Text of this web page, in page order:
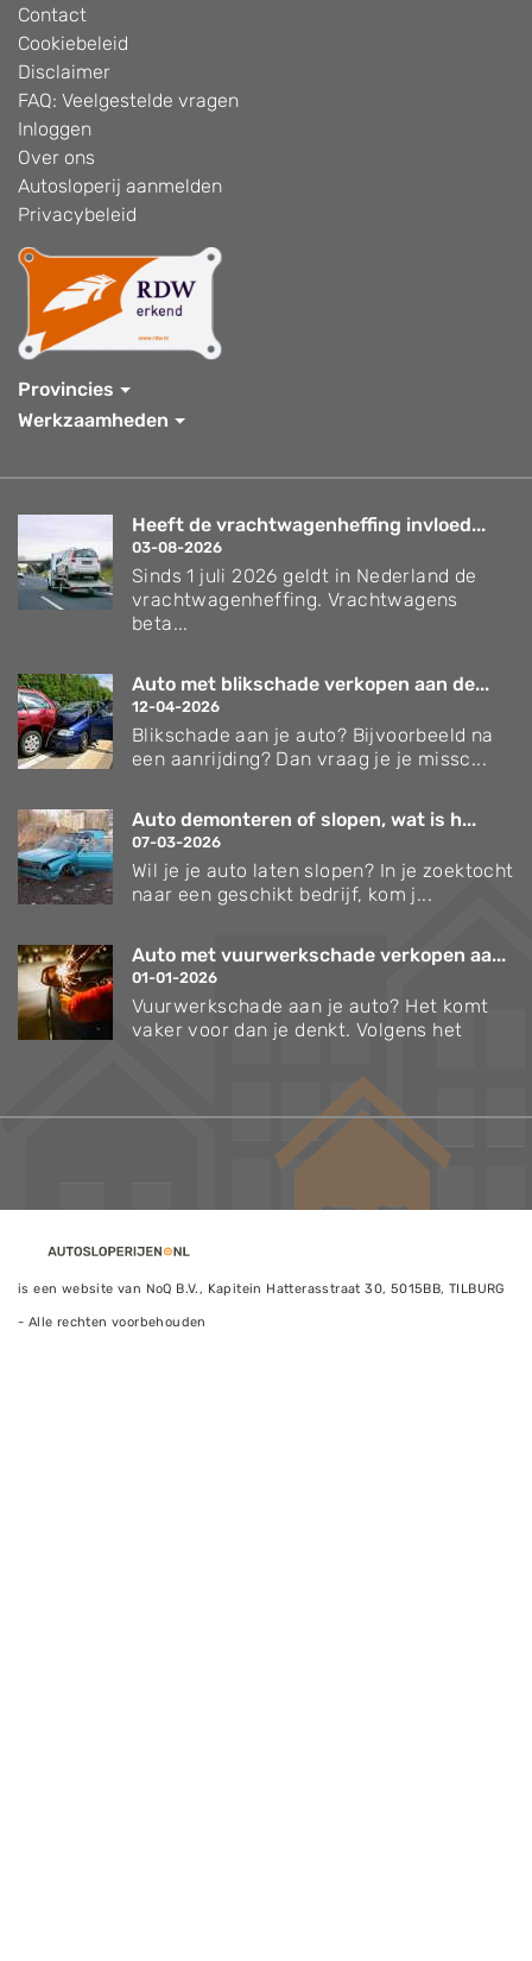
Contact
Cookiebeleid
Disclaimer
FAQ: Veelgestelde vragen
Inloggen
Over ons
Autosloperij aanmelden
Privacybeleid
Provincies
Werkzaamheden
Heeft de vrachtwagenheffing invloed...
03-08-2026
Sinds 1 juli 2026 geldt in Nederland de
vrachtwagenheffing. Vrachtwagens
beta...
Auto met blikschade verkopen aan de...
12-04-2026
Blikschade aan je auto? Bijvoorbeeld na
een aanrijding? Dan vraag je je missc...
Auto demonteren of slopen, wat is h...
07-03-2026
Wil je je auto laten slopen? In je zoektocht
naar een geschikt bedrijf, kom j...
Auto met vuurwerkschade verkopen aa...
01-01-2026
Vuurwerkschade aan je auto? Het komt
vaker voor dan je denkt. Volgens het
is een website van NoQ B.V., Kapitein Hatterasstraat 30, 5015BB, TILBURG
- Alle rechten voorbehouden